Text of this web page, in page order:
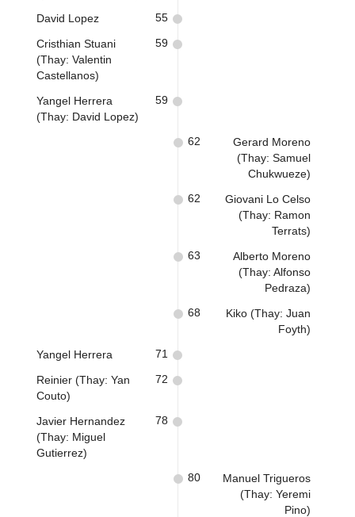
David Lopez 55
Cristhian Stuani
(Thay: Valentin
Castellanos)
59
Yangel Herrera
(Thay: David Lopez)
59
Gerard Moreno
(Thay: Samuel
Chukwueze)
62
Giovani Lo Celso
(Thay: Ramon
Terrats)
62
Alberto Moreno
(Thay: Alfonso
Pedraza)
63
Kiko (Thay: Juan
Foyth)
68
Yangel Herrera 71
Reinier (Thay: Yan
Couto)
72
Javier Hernandez
(Thay: Miguel
Gutierrez)
78
Manuel Trigueros
(Thay: Yeremi
Pino)
80